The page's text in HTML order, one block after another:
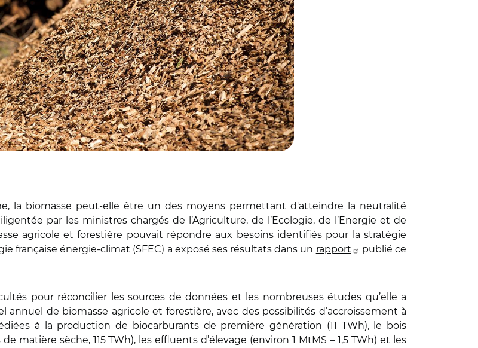
la biomasse peut-elle être un des moyens permettant d'atteindre la neutralité
par les ministres chargés de l’Agriculture, de l’Ecologie, de l’Energie et de
agricole et forestière pouvait répondre aux besoins identifiés pour la stratégie
française énergie-climat (SFEC) a exposé ses résultats dans un rapport
publié ce
pour réconcilier les sources de données et les nombreuses études qu’elle a
de biomasse agricole et forestière, avec des possibilités d’accroissement à
à la production de biocarburants de première génération (11 TWh), le bois
matière sèche, 115 TWh), les effluents d’élevage (environ 1 MtMS – 1,5 TWh) et les